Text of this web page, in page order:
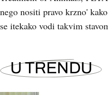
nego nositi pravo krzno'
se itekako vodi takvim
U TRENDU